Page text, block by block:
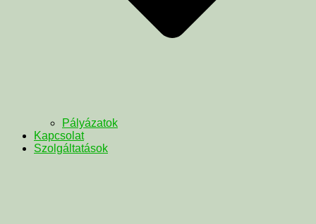
Pályázatok
Kapcsolat
Szolgáltatások